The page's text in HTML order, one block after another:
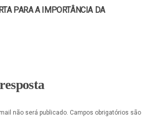
PARA A IMPORTÂNCIA DA
não será publicado. Campos obrigatórios são